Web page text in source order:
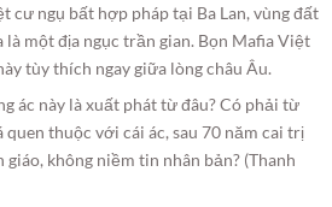
cư ngụ bất hợp pháp tại Ba Lan, vùng đất
một địa ngục trần gian. Bọn Mafia Việt
tùy thích ngay giữa lòng châu Âu.
ác này là xuất phát từ đâu? Có phải từ
thuộc với cái ác, sau 70 năm cai trị
không niềm tin nhân bản? (Thanh